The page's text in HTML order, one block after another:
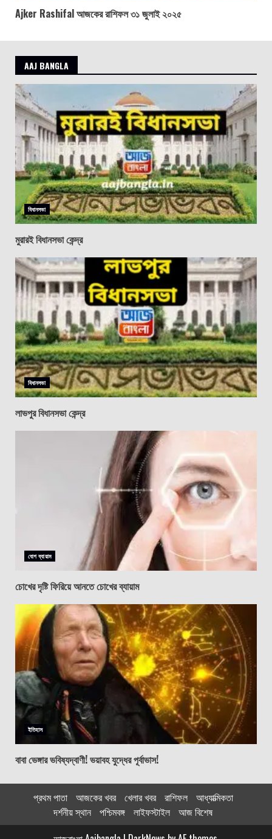
Ajker Rashifal আজকের রাশিফল ৩১ জুলাই ২০২৫
AAJ BANGLA
বিধানসভা
মুরারই বিধানসভা কেন্দ্র
বিধানসভা
লাভপুর বিধানসভা কেন্দ্র
যোগ ব্যায়াম
চোখের দৃষ্টি ফিরিয়ে আনতে চোখের ব্যায়াম
ইতিহাস
বাবা ভেঙ্গার ভবিষ্যদ্বাণী! ভয়াবহ যুদ্ধের পূর্বাভাস!
প্রথম পাতা আজকের খবর খেলার খবর রাশিফল
আধ্যাত্মিকতা
দর্শনীয় স্থান পশ্চিমবঙ্গ লাইফস্টাইল আজ বিশেষ